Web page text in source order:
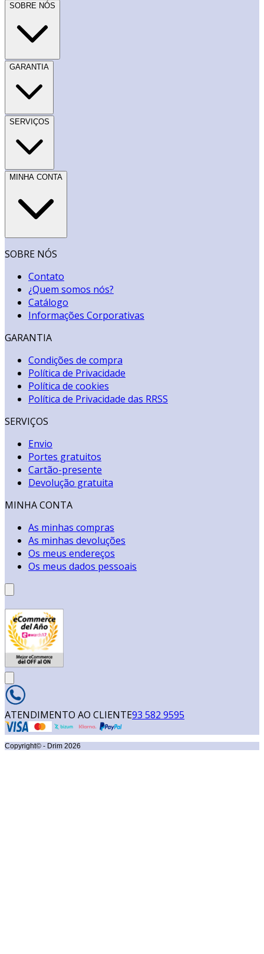
SOBRE NÓS
GARANTIA
SERVIÇOS
MINHA CONTA
SOBRE NÓS
Contato
¿Quem somos nós?
Catálogo
Informações Corporativas
GARANTIA
Condições de compra
Política de Privacidade
Política de cookies
Política de Privacidade das RRSS
SERVIÇOS
Envio
Portes gratuitos
Cartão-presente
Devolução gratuita
MINHA CONTA
As minhas compras
As minhas devoluções
Os meus endereços
Os meus dados pessoais
ATENDIMENTO AO CLIENTE93 582 9595
Copyright© - Drim 2026